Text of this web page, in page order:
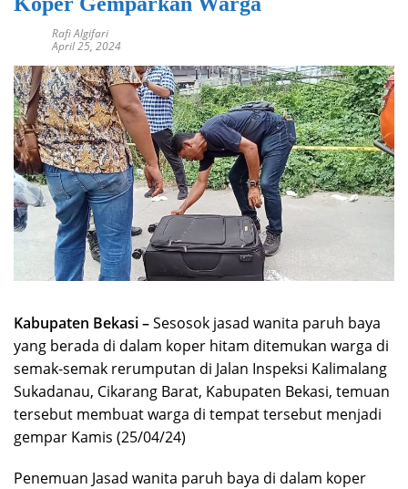
Rafi Algifari
April 25, 2024
Kabupaten Bekasi –Sesosok jasad wanita paruh baya
yang berada di dalam koper hitam ditemukan warga di
semak-semak rerumputan di Jalan Inspeksi Kalimalang
Sukadanau, Cikarang Barat, Kabupaten Bekasi, temuan
tersebut membuat warga di tempat tersebut menjadi
gempar Kamis (25/04/24)
Penemuan Jasad wanita paruh baya di dalam koper